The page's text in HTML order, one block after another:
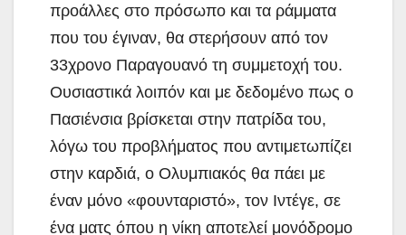
προάλλες στο πρόσωπο και τα ράμματα
που του έγιναν, θα στερήσουν από τον
33χρονο Παραγουανό τη συμμετοχή του.
Ουσιαστικά λοιπόν και με δεδομένο πως ο
Πασιένσια βρίσκεται στην πατρίδα του,
λόγω του προβλήματος που αντιμετωπίζει
στην καρδιά, ο Ολυμπιακός θα πάει με
έναν μόνο «φουνταριστό», τον Ιντέγε, σε
ένα ματς όπου η νίκη αποτελεί μονόδρομο